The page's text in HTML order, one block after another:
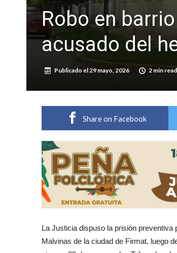
Robo en
acusado del
Publicado el29 mayo, 2026 2 min read
Share on Facebook
La Justicia dispuso la prisión preventiva
Malvinas de la ciudad de Firmat, luego